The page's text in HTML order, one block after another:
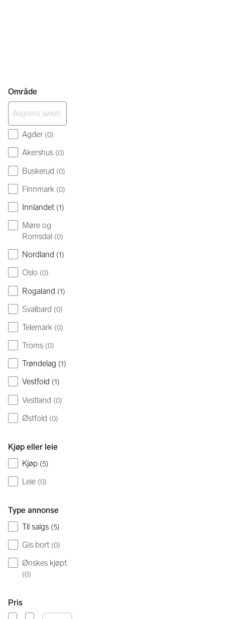
Område
Agder (0)
Akershus (0)
Buskerud (0)
Finnmark (0)
Innlandet (1)
Møre og
Romsdal (0)
Nordland (1)
Oslo (0)
Rogaland (1)
Svalbard (0)
Telemark (0)
Troms (0)
Trøndelag (1)
Vestfold (1)
Vestland (0)
Østfold (0)
Kjøp eller leie
Kjøp (5)
Leie (0)
Type annonse
Til salgs (5)
Gis bort (0)
Ønskes kjøpt
(0)
Pris